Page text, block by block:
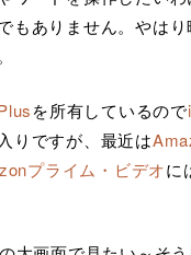
もありません。やは
を所有しているので
りですが、最近は
プライム・ビデオに